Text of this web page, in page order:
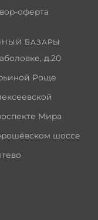
оферта
БАЗАРЫ
д.20
Роще
Мира
шоссе